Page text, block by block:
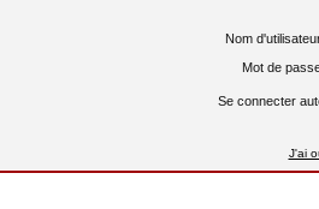
Nom
Mot de
Se connecter
J'ai